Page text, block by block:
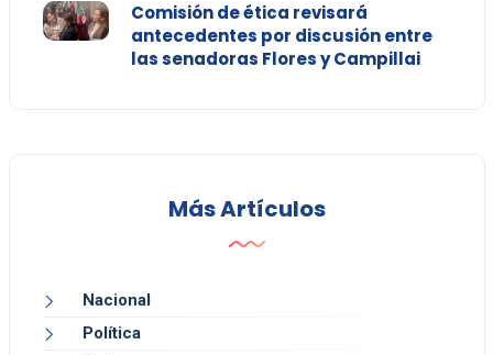
Comisión de ética revisará
antecedentes por discusión entre
las senadoras Flores y Campillai
Más Artículos
Nacional
Política